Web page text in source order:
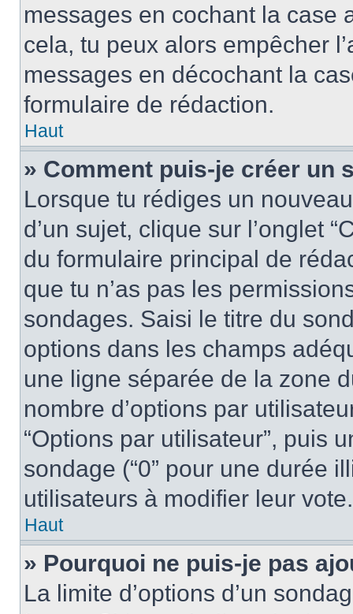
messages en cochant la case
cela, tu peux alors empêcher
messages en décochant la
formulaire de rédaction.
Haut
» Comment puis-je créer un
Lorsque tu rédiges un
d’un sujet, clique sur l’onglet
du formulaire principal de
que tu n’as pas les
sondages. Saisi le titre du
options dans les champs
une ligne séparée de la zone
nombre d’options par
“Options par utilisateur”, puis
sondage (“0” pour une durée
utilisateurs à modifier leur vote.
Haut
» Pourquoi ne puis-je pas
La limite d’options d’un